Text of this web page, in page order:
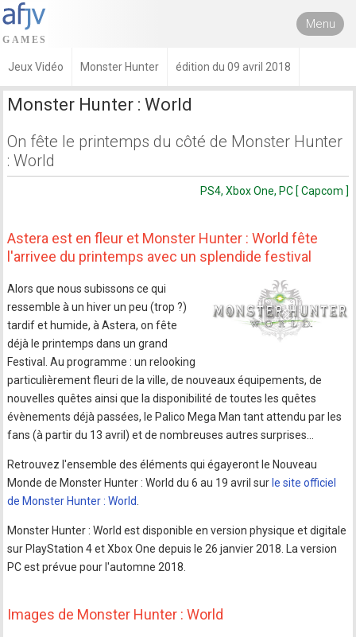
Menu
Jeux Vidéo Monster Hunter édition du 09 avril 2018
Monster Hunter : World
On fête le printemps du côté de Monster Hunter
: World
PS4, Xbox One, PC [ Capcom ]
Astera est en fleur et Monster Hunter : World fête
l'arrivee du printemps avec un splendide festival
Alors que nous subissons ce qui
ressemble à un hiver un peu (trop ?)
tardif et humide, à Astera, on fête
déjà le printemps dans un grand
Festival. Au programme : un relooking
particulièrement fleuri de la ville, de nouveaux équipements, de
nouvelles quêtes ainsi que la disponibilité de toutes les quêtes
évènements déjà passées, le Palico Mega Man tant attendu par les
fans (à partir du 13 avril) et de nombreuses autres surprises…
Retrouvez l'ensemble des éléments qui égayeront le Nouveau
Monde de Monster Hunter : World du 6 au 19 avril sur le site officiel
de Monster Hunter : World
Monster Hunter : World est disponible en version physique et digitale
sur PlayStation 4 et Xbox One depuis le 26 janvier 2018. La version
PC est prévue pour l'automne 2018.
Images de Monster Hunter : World